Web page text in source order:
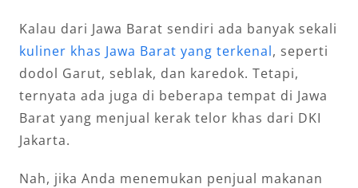
Kalau dari Jawa Barat sendiri ada banyak sekali
kuliner khas Jawa Barat yang terkenal, seperti
dodol Garut, seblak, dan karedok. Tetapi,
ternyata ada juga di beberapa tempat di Jawa
Barat yang menjual kerak telor khas dari DKI
Jakarta.
Nah, jika Anda menemukan penjual makanan